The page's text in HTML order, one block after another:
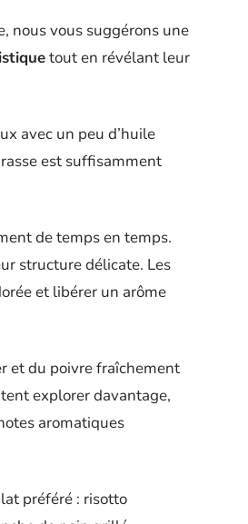
nous vous suggérons une
tout en révélant leur
avec un peu d’huile
est suffisamment
de temps en temps.
structure délicate. Les
et libérer un arôme
et du poivre fraîchement
explorer davantage,
aromatiques
préféré : risotto